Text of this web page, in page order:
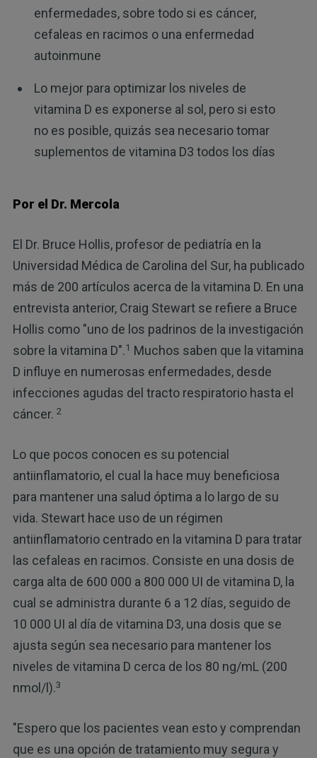
enfermedades, sobre todo si es cáncer,
cefaleas en racimos o una enfermedad
autoinmune
Lo mejor para optimizar los niveles de
vitamina D es exponerse al sol, pero si esto
no es posible, quizás sea necesario tomar
suplementos de vitamina D3 todos los días
Por el Dr. Mercola
El Dr. Bruce Hollis, profesor de pediatría en la
Universidad Médica de Carolina del Sur, ha publicado
más de 200 artículos acerca de la vitamina D. En una
entrevista anterior, Craig Stewart se refiere a Bruce
Hollis como "uno de los padrinos de la investigación
sobre la vitamina D".1 Muchos saben que la vitamina
D influye en numerosas enfermedades, desde
infecciones agudas del tracto respiratorio hasta el
cáncer. 2
Lo que pocos conocen es su potencial
antiinflamatorio, el cual la hace muy beneficiosa
para mantener una salud óptima a lo largo de su
vida. Stewart hace uso de un régimen
antiinflamatorio centrado en la vitamina D para tratar
las cefaleas en racimos. Consiste en una dosis de
carga alta de 600 000 a 800 000 UI de vitamina D, la
cual se administra durante 6 a 12 días, seguido de
10 000 UI al día de vitamina D3, una dosis que se
ajusta según sea necesario para mantener los
niveles de vitamina D cerca de los 80 ng/mL (200
nmol/l).3
"Espero que los pacientes vean esto y comprendan
que es una opción de tratamiento muy segura y